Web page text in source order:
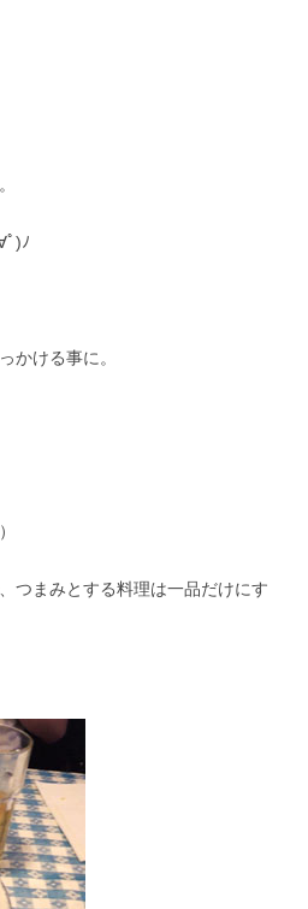
ﾟ)ﾉ
かける事に。
つまみとする料理は一品だけにす